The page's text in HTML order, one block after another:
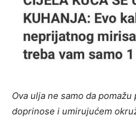
Ova ulja ne samo da
doprinose i umirujućem